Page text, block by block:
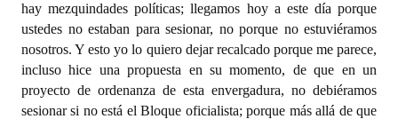
hay mezquindades políticas; llegamos hoy a este día porque
ustedes no estaban para sesionar, no porque no estuviéramos
nosotros. Y esto yo lo quiero dejar recalcado porque me parece,
incluso hice una propuesta en su momento, de que en un
proyecto de ordenanza de esta envergadura, no debiéramos
sesionar si no está el Bloque oficialista; porque más allá de que